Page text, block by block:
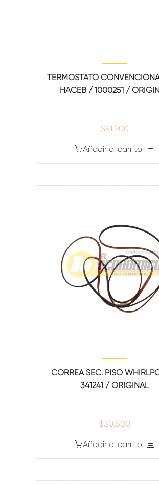
TERMOSTATO
HACEB / 1000251 /
$41,200
Añadir al carrito
CORREA SEC. PISO
341241 / ORIGINAL
$30,500
Añadir al carrito